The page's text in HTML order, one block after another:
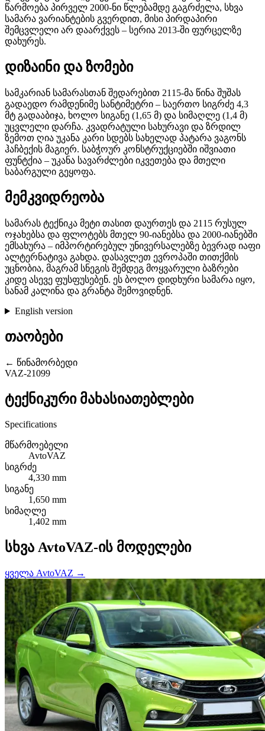
წარმოება პირველ 2000-ნი წლებამდე გაგრძელა, სხვა
სამარა ვარიანტების გვერდით, მისი პირდაპირი
შემცვლელი არ დაარქვეს – სერია 2013-ში ფურცელზე
დახურეს.
დიზაინი და ზომები
სამკარიან სამარასთან შედარებით 2115-მა წინა შუშას
გადაედო რამდენიმე სანტიმეტრი – საერთო სიგრძე 4,3
მტ გადააბიჯა, ხოლო სიგანე (1,65 მ) და სიმაღლე (1,4 მ)
უცვლელი დარჩა. კვადრატული სახურავი და ზრდილ
ზემოთ ღია უკანა კარი სდებს სახელად პატარა ვაგონს
ჰაჩბექის მაგიერ. საბჭოურ კონსტრუქციებში იშვიათი
ფუნტქია – უკანა სავარძლები იკვეთება და მთელი
საბარგული გეყოფა.
მემკვიდრეობა
სამარას ტექნიკა მეტი თასით დაურთეს და 2115 რუსულ
ოჯახებსა და ფლოტებს მთელ 90-იანებსა და 2000-იანებში
ემსახურა – იმპორტირებულ უნივერსალებზე ბევრად იაფი
ალტერნატივა გახდა. დასავლეთ ევროპაში თითქმის
უცნობია, მაგრამ სნეგის შემდეგ მოყვარული ბაზრები
კიდე ასევე ფუსფუსებენ. ეს ბოლო დიდხური სამარა იყო,
სანამ კალინა და გრანტა შემოვიდნენ.
English version
თაობები
← წინამორბედი
VAZ-21099
ტექნიკური მახასიათებლები
Specifications
მწარმოებელი
AvtoVAZ
სიგრძე
4,330 mm
სიგანე
1,650 mm
სიმაღლე
1,402 mm
სხვა AvtoVAZ-ის მოდელები
ყველა AvtoVAZ →